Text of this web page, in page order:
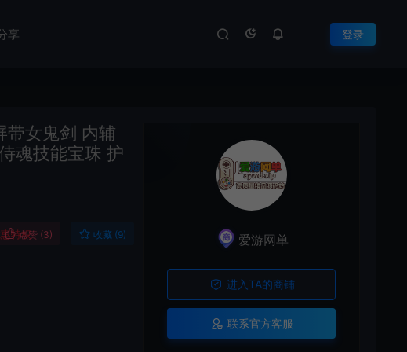
享 登录
带女鬼剑 内辅
魂技能宝珠 护
特权
点赞 (3) 收藏 (9) 爱游网单
进入TA的商铺
联系官方客服